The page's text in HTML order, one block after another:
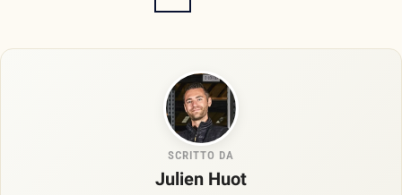
SCRITTO DA
Julien Huot